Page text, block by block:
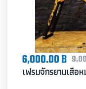
6,000.00 B
เฟรมจักรยานเสือ